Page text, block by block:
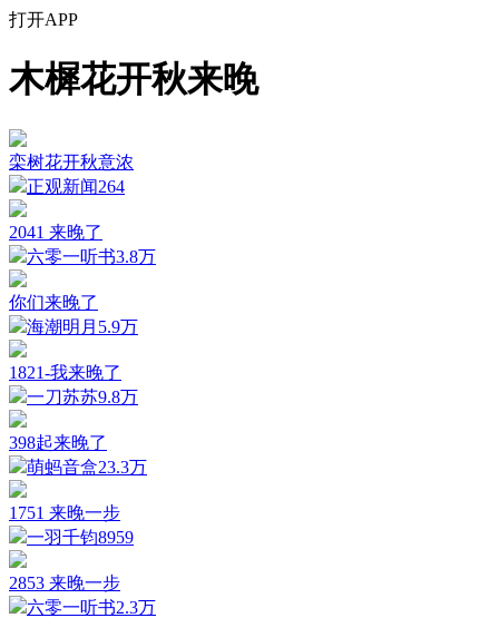
打开APP
木樨花开秋来晚
栾树花开秋意浓
正观新闻264
2041 来晚了
六零一听书3.8万
你们来晚了
海潮明月 5.9万
1821-我来晚了
一刀苏苏9.8万
398起来晚了
萌蚂音盒23.3万
1751 来晚一步
一羽千钧8959
2853 来晚一步
六零一听书2.3万